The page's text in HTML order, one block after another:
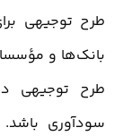
طرح توجیهی
بانک‌ها و
طرح توجیهی
سودآوری